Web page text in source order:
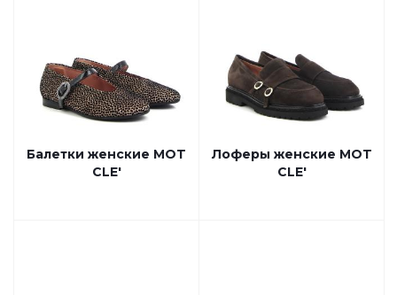
Балетки женские MOT
CLE'
Лоферы женские MOT
CLE'